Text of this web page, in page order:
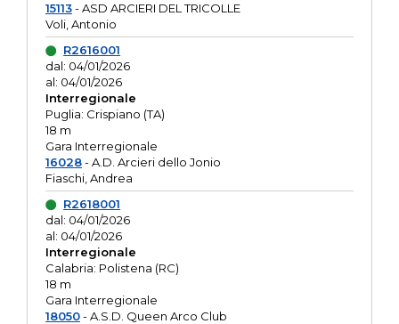
15113- ASD ARCIERI DEL TRICOLLE
Voli, Antonio
R2616001
dal: 04/01/2026
al: 04/01/2026
Interregionale
Puglia: Crispiano (TA)
18 m
Gara Interregionale
16028- A.D. Arcieri dello Jonio
Fiaschi, Andrea
R2618001
dal: 04/01/2026
al: 04/01/2026
Interregionale
Calabria: Polistena (RC)
18 m
Gara Interregionale
18050- A.S.D. Queen Arco Club